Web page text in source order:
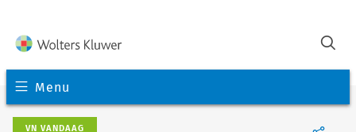
Menu
VN VANDAAG